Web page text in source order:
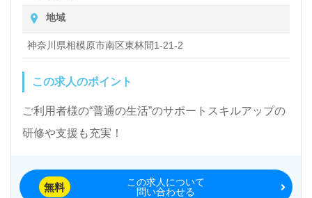
・食事介助
・入浴介助や着替え
・排泄介助
・移動のお手伝い
・記録記入 など
地域
神奈川県相模原市南区東林間1-21-2
この求人のポイント
ご利用者様の“普通の生活”のサポートスキルアップの
研修や支援も充実！
無料
この求人について
問い合わせる